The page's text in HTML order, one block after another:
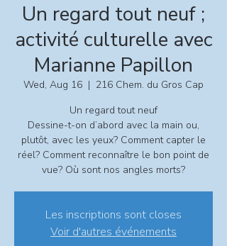
Un regard tout neuf ;
activité culturelle avec
Marianne Papillon
Wed, Aug 16
  |
216 Chem. du Gros Cap
Un regard tout neuf
Dessine-t-on d’abord avec la main ou,
plutôt, avec les yeux? Comment capter le
réel? Comment reconnaître le bon point de
vue? Où sont nos angles morts?
Les inscriptions sont closes
Voir d'autres événements